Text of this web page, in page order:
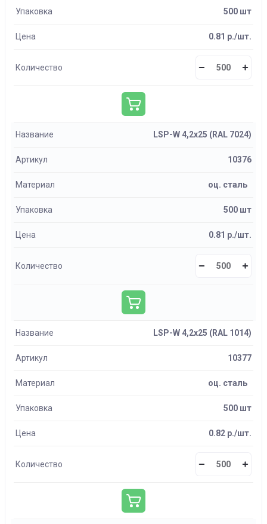
Упаковка 500 шт
Цена 0.81 р./шт.
Количество
Название LSP-W 4,2х25 (RAL 7024)
Артикул 10376
Материал оц. сталь
Упаковка 500 шт
Цена 0.81 р./шт.
Количество
Название LSP-W 4,2х25 (RAL 1014)
Артикул 10377
Материал оц. сталь
Упаковка 500 шт
Цена 0.82 р./шт.
Количество